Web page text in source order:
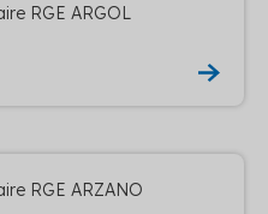
RGE ARGOL
RGE ARZANO